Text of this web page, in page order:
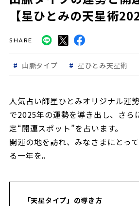
【星ひとみの天星術
SHARE
山脈タイプ 星ひとみ天星術
人気占い師星ひとみオリジナル運
で2025年の運勢を導き出し、さら
定“開運スポット”を占います。
開運の地を訪れ、みなさまにとっ
る一年を。
「天星タイプ」の導き方